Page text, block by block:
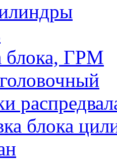
блока, ГРМ
блока